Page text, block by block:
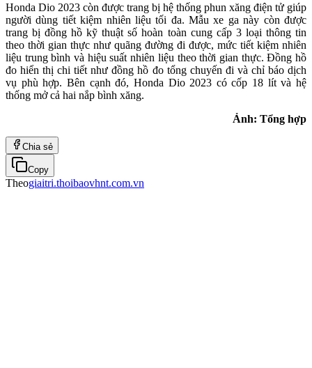
Honda Dio 2023 còn được trang bị hệ thống phun xăng điện tử giúp
người dùng tiết kiệm nhiên liệu tối đa. Mẫu xe ga này còn được
trang bị đồng hồ kỹ thuật số hoàn toàn cung cấp 3 loại thông tin
theo thời gian thực như quãng đường đi được, mức tiết kiệm nhiên
liệu trung bình và hiệu suất nhiên liệu theo thời gian thực. Đồng hồ
đo hiển thị chi tiết như đồng hồ đo tổng chuyến đi và chỉ báo dịch
vụ phù hợp. Bên cạnh đó, Honda Dio 2023 có cốp 18 lít và hệ
thống mở cả hai nắp bình xăng.
Ảnh: Tổng hợp
Chia sẻ
Copy
Theogiaitri.thoibaovhnt.com.vn